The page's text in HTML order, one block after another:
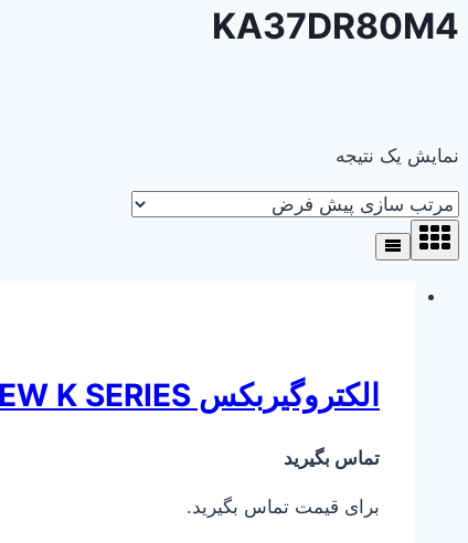
KA37DR80M4
نمایش یک نتیجه
الکتروگیربکس SEW K SERIES
تماس بگیرید
برای قیمت تماس بگیرید.